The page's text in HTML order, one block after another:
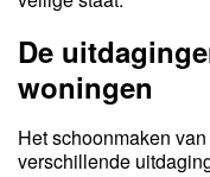
De
woningen
Het schoonmaken
verschillende